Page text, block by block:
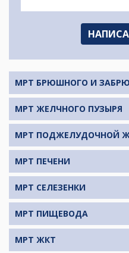
МРТ БРЮШНОГО И
МРТ ЖЕЛЧНОГО ПУЗЫРЯ
МРТ ПОДЖЕЛУДОЧНОЙ
МРТ ПЕЧЕНИ
МРТ СЕЛЕЗЕНКИ
МРТ ПИЩЕВОДА
МРТ ЖКТ